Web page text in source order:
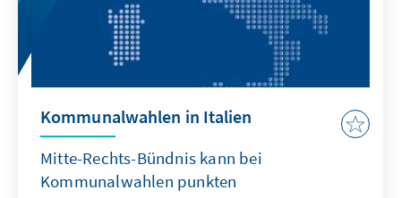
Kommunalwahlen in Italien
Mitte-Rechts-Bündnis kann bei
Kommunalwahlen punkten